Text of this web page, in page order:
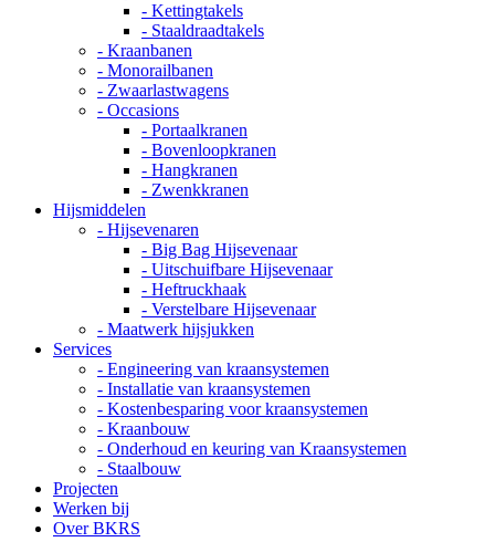
- Kettingtakels
- Staaldraadtakels
- Kraanbanen
- Monorailbanen
- Zwaarlastwagens
- Occasions
- Portaalkranen
- Bovenloopkranen
- Hangkranen
- Zwenkkranen
Hijsmiddelen
- Hijsevenaren
- Big Bag Hijsevenaar
- Uitschuifbare Hijsevenaar
- Heftruckhaak
- Verstelbare Hijsevenaar
- Maatwerk hijsjukken
Services
- Engineering van kraansystemen
- Installatie van kraansystemen
- Kostenbesparing voor kraansystemen
- Kraanbouw
- Onderhoud en keuring van Kraansystemen
- Staalbouw
Projecten
Werken bij
Over BKRS